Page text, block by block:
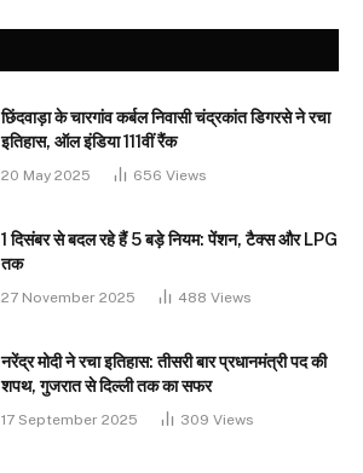
छिंदवाड़ा के चारगांव कर्बल निवासी चंद्रकांत डिगरसे ने रचा
इतिहास, ऑल इंडिया 111वीं रैंक
20 May 2025 656 Views
1 दिसंबर से बदल रहे हैं 5 बड़े नियम: पेंशन, टैक्स और LPG
तक
27 November 2025 488 Views
नरेंद्र मोदी ने रचा इतिहास: तीसरी बार प्रधानमंत्री पद की
शपथ, गुजरात से दिल्ली तक का सफर
17 September 2025 309 Views